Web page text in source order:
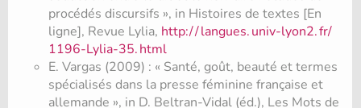
procédés discursifs », in Histoires de textes [En
ligne], Revue Lylia, http://langues.univ-lyon2.fr/
1196-Lylia-35.html
E. Vargas (2009) : « Santé, goût, beauté et termes
spécialisés dans la presse féminine française et
allemande », in D. Beltran-Vidal (éd.), Les Mots de